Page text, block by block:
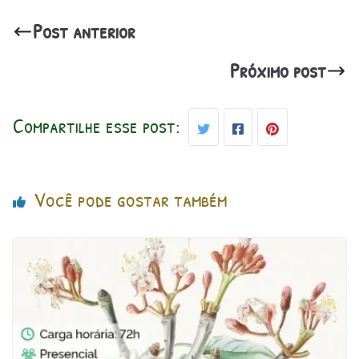
Post anterior
Próximo post
Compartilhe esse post:
Você pode gostar também